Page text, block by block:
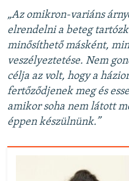
„Az omikron-variáns
elrendelni a beteg
minősíthető másként,
veszélyeztetése. Nem
célja az volt, hogy a
fertőződjenek meg és
amikor soha nem látott
éppen készülnünk.”